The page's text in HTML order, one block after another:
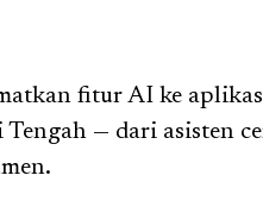
fitur AI ke
— dari asisten